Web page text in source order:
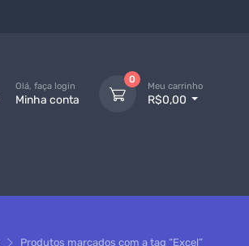
Olá, faça login
Minha conta
0
Meu carrinho
R$0,00
Produtos marcados com a tag “Excel”